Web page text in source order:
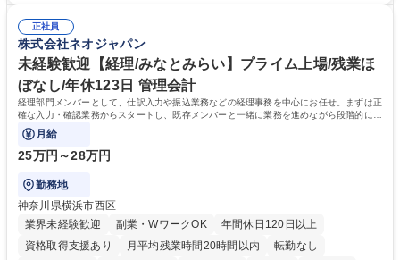
幅広く経験を積みたい意欲がある方に最適な環境です。 募集職種 【総
務・人事】未経験歓迎/日立グループ/組織運営を支えるゼネラリストを目
指す
のご経験 ■労務管理（給与計算・社会保険手続き・勤怠管理など）の経験
■衛生管理者の資格をお持ちの方 学歴・資格 学歴：大学院 大学 高専 短大
専修学校 高校 語学力： 資格：
正社員
株式会社ネオジャパン
未経験歓迎【経理/みなとみらい】プライム上場/残業ほ
ぼなし/年休123日 管理会計
経理部門メンバーとして、仕訳入力や振込業務などの経理事務を中心にお任せ。まずは正
確な入力・確認業務からスタートし、既存メンバーと一緒に業務を進めながら段階的に経
理知識を身につけていただきます。
月給
25万円～28万円
勤務地
神奈川県横浜市西区
業界未経験歓迎
副業・WワークOK
年間休日120日以上
資格取得支援あり
月平均残業時間20時間以内
転勤なし